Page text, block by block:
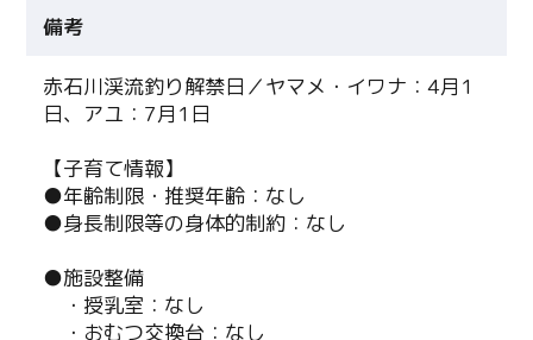
備考
赤石川渓流釣り解禁日／ヤマメ・イワナ：4月1
日、アユ：7月1日
【子育て情報】
●年齢制限・推奨年齢：なし
●身長制限等の身体的制約：なし
●施設整備
・授乳室：なし
・おむつ交換台：なし